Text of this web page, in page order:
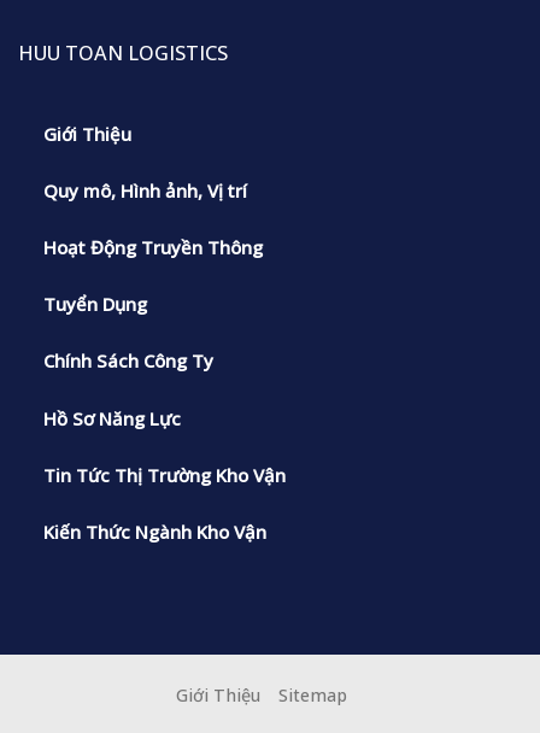
HUU TOAN LOGISTICS
Giới Thiệu
Quy mô, Hình ảnh, Vị trí
Hoạt Động Truyền Thông
Tuyển Dụng
Chính Sách Công Ty
Hồ Sơ Năng Lực
Tin Tức Thị Trường Kho Vận
Kiến Thức Ngành Kho Vận
Giới Thiệu Sitemap